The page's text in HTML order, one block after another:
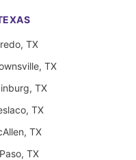
TX
TX
TX
TX
TX
TX